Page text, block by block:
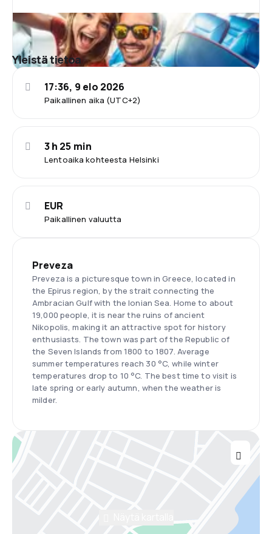
Yleistä tietoa
Paikallinen aika (UTC+2)
17:36, 9 elo 2026
Lentoaika kohteesta Helsinki
3 h 25 min
Paikallinen valuutta
EUR
Preveza
Preveza is a picturesque town in Greece, located in
the Epirus region, by the strait connecting the
Ambracian Gulf with the Ionian Sea. Home to about
19,000 people, it is near the ruins of ancient
Nikopolis, making it an attractive spot for history
enthusiasts. The town was part of the Republic of
the Seven Islands from 1800 to 1807. Average
summer temperatures reach 30 °C, while winter
temperatures drop to 10 °C. The best time to visit is
late spring or early autumn, when the weather is
milder.